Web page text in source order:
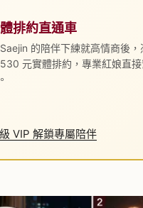
排約直通車
的陪伴下練就高情商後
元實體排約，專業紅娘直
VIP 解鎖專屬陪伴